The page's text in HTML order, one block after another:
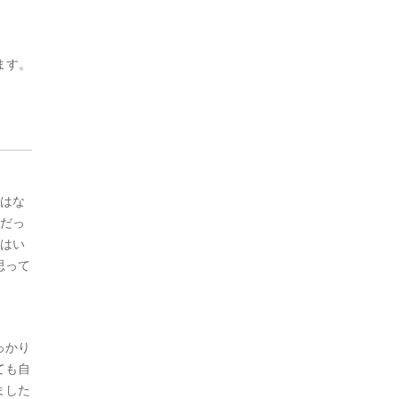
。
な
っ
い
って
り
も自
した